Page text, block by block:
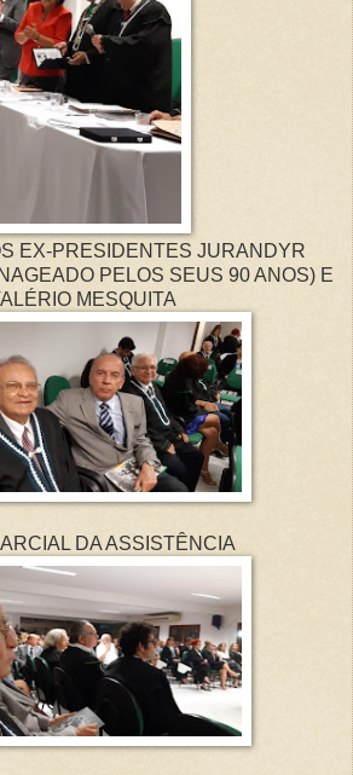
EX-PRESIDENTES JURANDYR
PELOS SEUS 90 ANOS) E
MESQUITA
DA ASSISTÊNCIA